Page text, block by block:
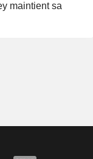
maintient sa